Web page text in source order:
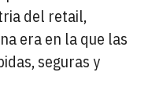
del retail,
era en la que las
seguras y